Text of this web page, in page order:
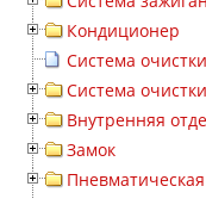
Кондиционер
Система
Система
Внутренняя
Замок